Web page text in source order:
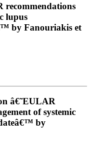
recommendations
lupus
by Fanouriakis et
â€˜EULAR
of systemic
by